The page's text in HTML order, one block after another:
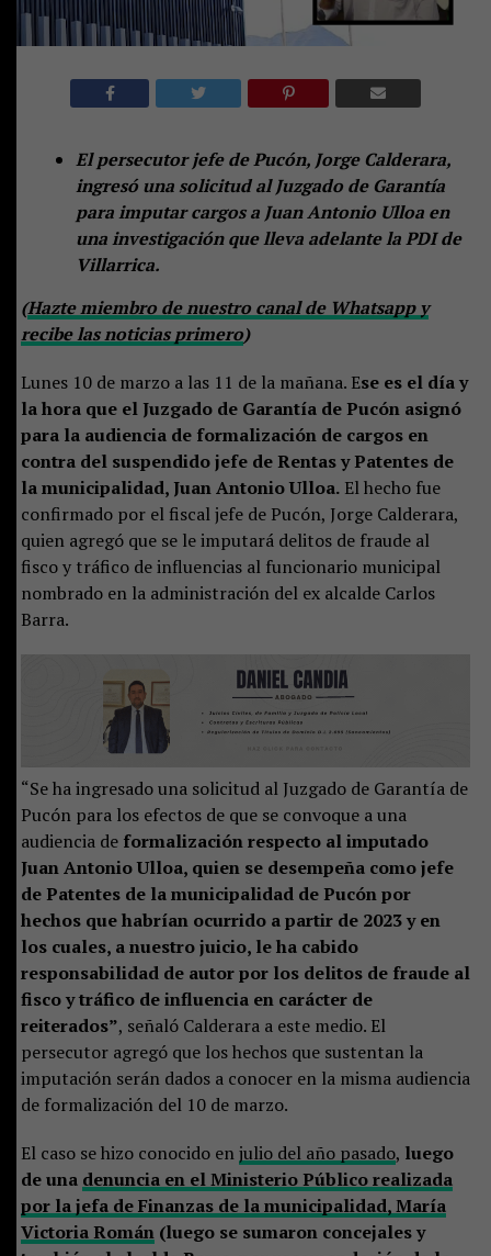
El persecutor jefe de Pucón, Jorge Calderara,
ingresó una solicitud al Juzgado de Garantía
para imputar cargos a Juan Antonio Ulloa en
una investigación que lleva adelante la PDI de
Villarrica.
(Hazte miembro de nuestro canal de Whatsapp y
recibe las noticias primero)
Lunes 10 de marzo a las 11 de la mañana. Ese es el día y
la hora que el Juzgado de Garantía de Pucón asignó
para la audiencia de formalización de cargos en
contra del suspendido jefe de Rentas y Patentes de
la municipalidad, Juan Antonio Ulloa.El hecho fue
confirmado por el fiscal jefe de Pucón, Jorge Calderara,
quien agregó que se le imputará delitos de fraude al
fisco y tráfico de influencias al funcionario municipal
nombrado en la administración del ex alcalde Carlos
Barra.
“Se ha ingresado una solicitud al Juzgado de Garantía de
Pucón para los efectos de que se convoque a una
audiencia de formalización respecto al imputado
Juan Antonio Ulloa, quien se desempeña como jefe
de Patentes de la municipalidad de Pucón por
hechos que habrían ocurrido a partir de 2023 y en
los cuales, a nuestro juicio, le ha cabido
responsabilidad de autor por los delitos de fraude al
fisco y tráfico de influencia en carácter de
reiterados”, señaló Calderara a este medio. El
persecutor agregó que los hechos que sustentan la
imputación serán dados a conocer en la misma audiencia
de formalización del 10 de marzo.
El caso se hizo conocido enjulio del año pasado, luego
de una denuncia en el Ministerio Público realizada
por la jefa de Finanzas de la municipalidad, María
Victoria Román(luego se sumaron concejales y